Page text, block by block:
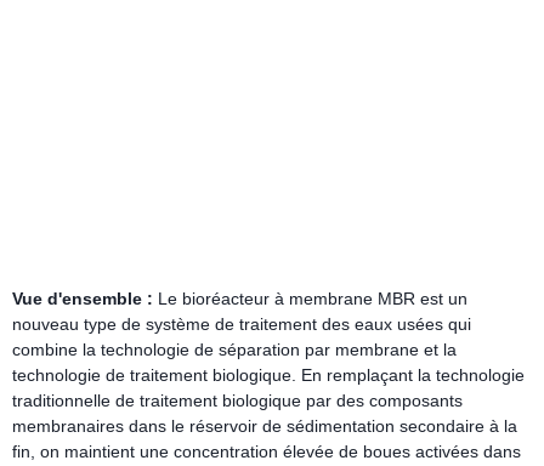
Vue d'ensemble : Le bioréacteur à membrane MBR est un
nouveau type de système de traitement des eaux usées qui
combine la technologie de séparation par membrane et la
technologie de traitement biologique. En remplaçant la technologie
traditionnelle de traitement biologique par des composants
membranaires dans le réservoir de sédimentation secondaire à la
fin, on maintient une concentration élevée de boues activées dans